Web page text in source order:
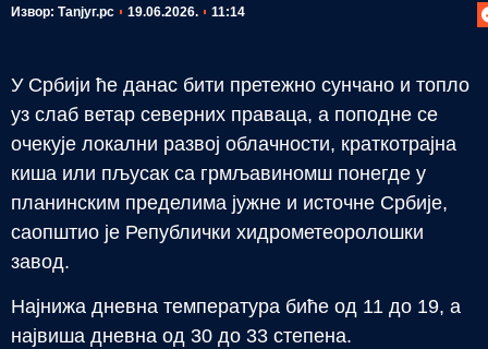
Извор: Таnjyг.рс 19.06.2026. 11:14
У Србији ће данас бити претежно сунчано и топло
уз слаб ветар северних праваца, а поподне се
очекује локални развој облачности, краткотрајна
киша или пљусак са грмљавиномш понегде у
планинским пределима јужне и источне Србије,
саопштио је Републички хидрометеоролошки
завод.
Најнижа дневна температура биће од 11 до 19, а
највиша дневна од 30 до 33 степена.